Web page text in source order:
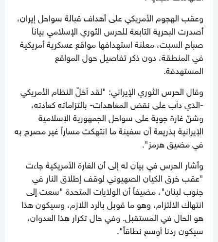
وعقب الهجوم الأمريكي على أهداف قبالة سواحل إيران،
أصدرت البحرية التابعة للحرس الثوري الإسلامي بياناً
صباح السبت، معلنة استهدافها مواقع عسكرية أمريكية
في المنطقة، دون ذكر تفاصيل حول المواقع
المستهدفة.
وقال الحرس الثوري الإيراني: "لقد أخلّ النظام الأمريكي
-الذي دأب على نقض المعاهدات- بالتزاماته كعادته،
وشنّ غارة جوية على سواحل الجمهورية الإسلامية
الإيرانية بذريعة أن سفينة ما انتهكت مساراً غير مصرح به
في مضيق هرمز".
وأشار الحرس في بيان له إلى أن الغارة الأمريكية جاءت
"عقب خرق الكيان الصهيوني لوقف إطلاق النار في
جنوب لبنان"، مضيفاً أن الولايات المتحدة "سعت إلى
انتهاك الالتزام، وهو ما قوبل بالرد اللازم، وسيكون هذا
هو الحال في المستقبل. وفي حال تكرار هذا العدوان،
سيكون ردنا أوسع نطاقاً".